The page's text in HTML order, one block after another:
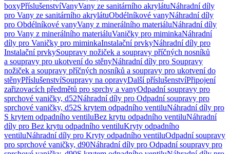
boxyPříslušenstvíVanyVany ze sanitárního akrylátuNáhradní díly
pro Vany ze sanitárního akrylátuObdélníkové vanyNáhradní díly
pro Obdélníkové vanyVany z minerálního materiáluNáhradní díly
pro Vany z minerálního materiáluVaničky pro miminkaNáhradní
díly pro Vaničky pro miminkaInstalační prvkyNáhradní díly pro
Instalační prvkySoupravy nožiček a soupravy příčných nosníků
a soupravy pro ukotvení do stěnyNáhradní díly pro Soupravy
nožiček a soupravy příčných nosníků a soupravy pro ukotvení do
stěnyPříslušenstvíSoupravy na opravyDalší příslušenstvíPřipojení
zařizovacích předmětů pro sprchy a vanyOdpadní soupravy pro
sprchové vaničky, d52Náhradní díly pro Odpadní soupravy pro
sprchové vaničky, d52S krytem odpadního ventiluNáhradní díly pro
S krytem odpadního ventiluBez krytu odpadního ventiluNáhradní
díly pro Bez krytu odpadního ventiluKryty odpadního
ventiluNáhradní díly pro Kryty odpadního ventiluOdpadní soupravy
pro sprchové vaničky, d90Náhradní díly pro Odpadní soupravy pro